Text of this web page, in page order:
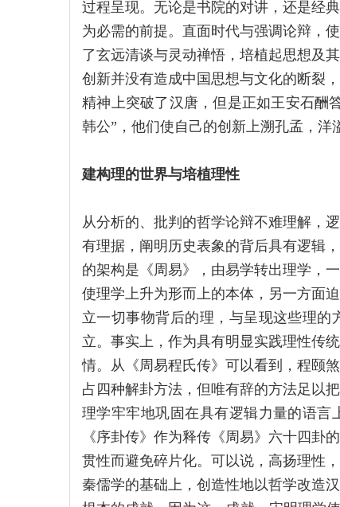
过程呈现。无论是书院的对讲，还是经
为必需的前提。直面时代与强调论辩，
了玄远清谈与灵动禅悟，培植起思想及
创新并没有造成中国思想与文化的断裂
精神上突破了汉唐，但是正如王安石酬
韩公”，他们使自己的创新上溯孔孟，洋
建构理的世界与培植理性
从分析的、批判的哲学论辩不难理解，
有理据，阐明历史表象的背后具有逻辑
的架构是《周易》，由易学转出理学，
使理学上升为形而上的本体，另一方面
立一切事物背后的理，与呈现这些理
立。事实上，作为具有明显实践理性传
情。从《周易程氏传》可以看到，程颐
占四种解卦方法，但唯有辞的方法足以
理学牢牢地巩固在具有逻辑力量的语言
《序卦传》作为释传《周易》六十四卦
贯性而避免碎片化。可以说，高扬理性
秦儒学的基础上，创造性地以哲学改造